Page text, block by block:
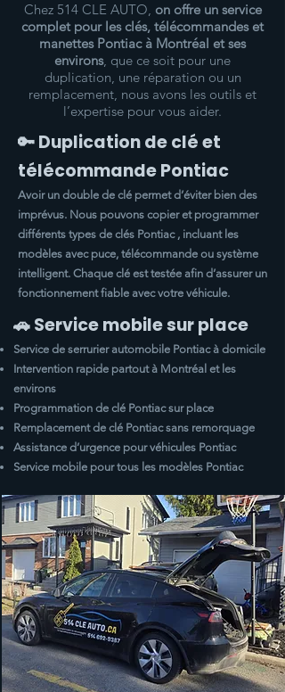
Chez 514 CLE AUTO, on offre un service
complet pour les clés, télécommandes et
manettes Pontiac à Montréal et ses
environs, que ce soit pour une
duplication, une réparation ou un
remplacement, nous avons les outils et
l’expertise pour vous aider.
🔑 Duplication de clé et
télécommande Pontiac
Avoir un double de clé permet d’éviter bien des
imprévus. Nous pouvons copier et programmer
différents types de clés Pontiac , incluant les
modèles avec puce, télécommande ou système
intelligent. Chaque clé est testée afin d’assurer un
fonctionnement fiable avec votre véhicule.
🚗 Service mobile sur place
Service de serrurier automobile Pontiac à domicile
Intervention rapide partout à Montréal et les
environs
Programmation de clé Pontiacsur place
Remplacement de clé Pontiacsans remorquage
Assistance d’urgence pour véhicules Pontiac
Service mobile pour tous les modèles Pontiac